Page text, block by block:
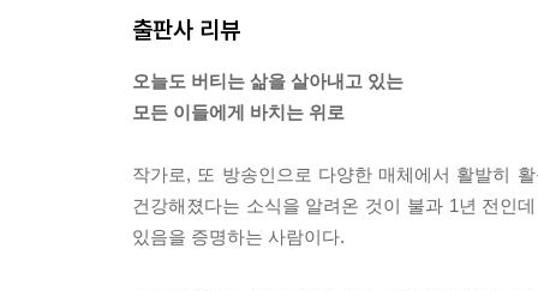
형편이 좋은 집에서 태어난 청년들은 이기는 경
주고 뺐는지, 언제 숨을 들이쉬고 내쉬었는지 근
고 지는 건지조차 구분이 어려워진다. 되는 놈만
불과 얼마 전까지만 해도 청년이었을 때를 생각하
때의 나라면 지금 이렇게 안 할 텐데 바보같이’라
출판사 리뷰
오늘도 버티는 삶을 살아내고 있는
모든 이들에게 바치는 위로
작가로, 또 방송인으로 다양한 매체에서 활발히
건강해졌다는 소식을 알려온 것이 불과 1년 전인
있음을 증명하는 사람이다.